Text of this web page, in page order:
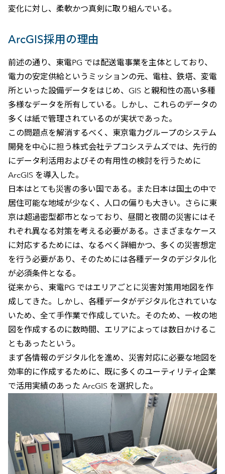
変化に対し、柔軟かつ真剣に取り組んでいる。
ArcGIS採用の理由
前述の通り、東電PG では配送電事業を主体としており、
電力の安定供給というミッションの元、電柱、鉄塔、変電
所といった設備データをはじめ、GIS と親和性の高い多種
多様なデータを所有している。しかし、これらのデータの
多くは紙で管理されているのが実状であった。
この問題点を解消するべく、東京電力グループのシステム
開発を中心に担う株式会社テプコシステムズでは、先行的
にデータ利活用およびその有用性の検討を行うために
ArcGIS を導入した。
日本はとても災害の多い国である。また日本は国土の中で
居住可能な地域が少なく、人口の偏りも大きい。さらに東
京は超過密型都市となっており、昼間と夜間の災害にはそ
れぞれ異なる対策を考える必要がある。さまざまなケース
に対応するためには、なるべく詳細かつ、多くの災害想定
を行う必要があり、そのためには各種データのデジタル化
が必須条件となる。
従来から、東電PG ではエリアごとに災害対策用地図を作
成してきた。しかし、各種データがデジタル化されていな
いため、全て手作業で作成していた。そのため、一枚の地
図を作成するのに数時間、エリアによっては数日かけるこ
ともあったという。
まず各情報のデジタル化を進め、災害対応に必要な地図を
効率的に作成するために、既に多くのユーティリティ企業
で活用実績のあった ArcGIS を選択した。